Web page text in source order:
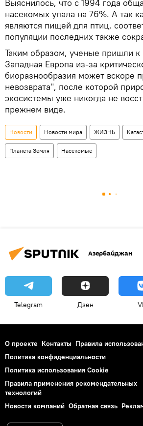
Выяснилось, что с 1994 года
насекомых упала на 76%. А так
являются пищей для птиц,
популяции последних также
Таким образом, ученые пришли к
Западная Европа из-за
биоразнообразия может вскоре
невозврата", после которой
экосистемы уже никогда не
прежнем виде.
Новости Новости мира ЖИЗНЬ
Планета Земля Насекомые
Азербайджан
Telegram Дзен
О проекте Контакты Правила
Политика конфиденциальности
Политика использования Cookie
Правила применения рекомендательных
технологий
Новости компаний Обратная связь